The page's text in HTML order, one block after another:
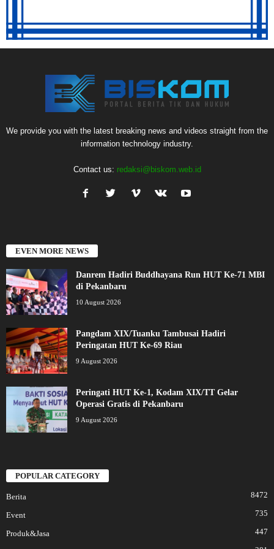
We provide you with the latest breaking news and videos straight from the
information technology industry.
Contact us: redaksi@biskom.web.id
EVEN MORE NEWS
Danrem Hadiri Buddhayana Run HUT Ke-71 MBI
di Pekanbaru
10 August 2026
Pangdam XIX/Tuanku Tambusai Hadiri
Peringatan HUT Ke-69 Riau
9 August 2026
Peringati HUT Ke-1, Kodam XIX/TT Gelar
Operasi Gratis di Pekanbaru
9 August 2026
POPULAR CATEGORY
Berita 8472
Event 735
Produk&Jasa 447